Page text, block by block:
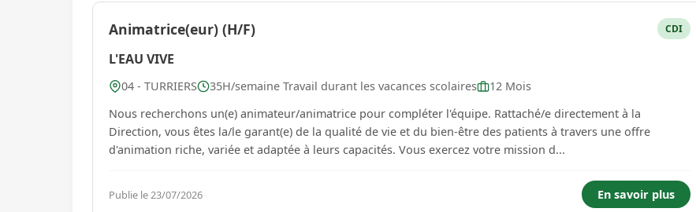
Animatrice(eur) (H/F) CDI
L'EAU VIVE
04 - TURRIERS 35H/semaine Travail durant les vacances scolaires
12 Mois
Nous recherchons un(e) animateur/animatrice pour compléter l'équipe. Rattaché/e directement à la
Direction, vous êtes la/le garant(e) de la qualité de vie et du bien-être des patients à travers une offre
d'animation riche, variée et adaptée à leurs capacités. Vous exercez votre mission d...
Publie le 23/07/2026 En savoir plus